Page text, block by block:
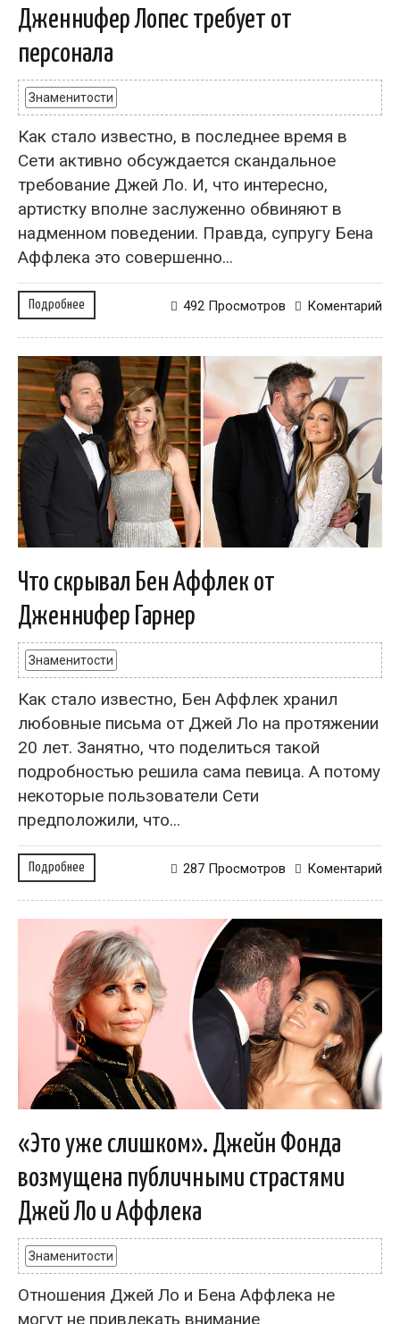
Дженнифер Лопес требует от
персонала
Знаменитости
Как стало известно, в последнее время в
Сети активно обсуждается скандальное
требование Джей Ло. И, что интересно,
артистку вполне заслуженно обвиняют в
надменном поведении. Правда, супругу Бена
Аффлека это совершенно...
Подробнее Коментарий
492 Просмотров
Что скрывал Бен Аффлек от
Дженнифер Гарнер
Знаменитости
Как стало известно, Бен Аффлек хранил
любовные письма от Джей Ло на протяжении
20 лет. Занятно, что поделиться такой
подробностью решила сама певица. А потому
некоторые пользователи Сети
предположили, что...
Подробнее Коментарий
287 Просмотров
«Это уже слишком». Джейн Фонда
возмущена публичными страстями
Джей Ло и Аффлека
Знаменитости
Отношения Джей Ло и Бена Аффлека не
могут не привлекать внимание